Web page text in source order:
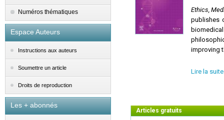
Numéros thématiques
Espace Auteurs
Instructions aux auteurs
Soumettre un article
Droits de reproduction
Les + abonnés
Ethics,
publishes
improving
Founded
Lire la suite
Articles gratuits